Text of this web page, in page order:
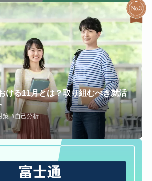
ける11月とは？取り組むべき就活
策 #自己分析